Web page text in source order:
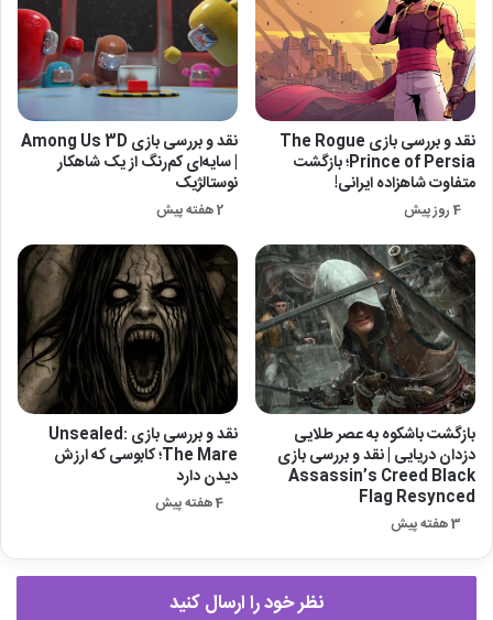
نقد و بررسی بازی The Rogue
Prince of Persia؛ بازگشت
متفاوت شاهزاده ایرانی!
4 روز پیش
نقد و بررسی بازی Among Us 3D
| سایه‌ای کم‌رنگ از یک شاهکار
نوستالژیک
2 هفته پیش
بازگشت باشکوه به عصر طلایی
دزدان دریایی | نقد و بررسی بازی
Assassin’s Creed Black
Flag Resynced
3 هفته پیش
نقد و بررسی بازی Unsealed:
The Mare؛ کابوسی که ارزش
دیدن دارد
4 هفته پیش
نظر خود را ارسال کنید